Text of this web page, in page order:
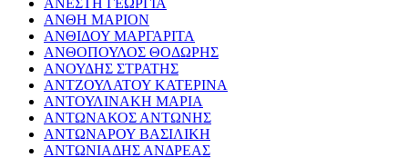
ΑΝΕΣΤΗ ΓΕΩΡΓΙΑ
ΑΝΘΗ ΜΑΡΙΟΝ
ΑΝΘΙΔΟΥ ΜΑΡΓΑΡΙΤΑ
ΑΝΘΟΠΟΥΛΟΣ ΘΟΔΩΡΗΣ
ΑΝΟΥΔΗΣ ΣΤΡΑΤΗΣ
ΑΝΤΖΟΥΛΑΤΟΥ ΚΑΤΕΡΙΝΑ
ΑΝΤΟΥΛΙΝΑΚΗ ΜΑΡΙΑ
ΑΝΤΩΝΑΚΟΣ ΑΝΤΩΝΗΣ
ΑΝΤΩΝΑΡΟΥ ΒΑΣΙΛΙΚΗ
ΑΝΤΩΝΙΑΔΗΣ ΑΝΔΡΕΑΣ